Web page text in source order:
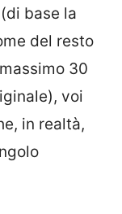
base la
del resto
30
voi
in realtà,